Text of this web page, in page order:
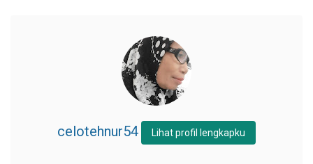
celotehnur54 Lihat profil lengkapku